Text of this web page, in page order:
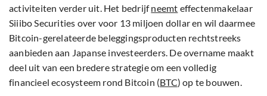
activiteiten verder uit. Het bedrijfneemt effectenmakelaar
Siiibo Securities over voor 13 miljoen dollar en wil daarmee
Bitcoin-gerelateerde beleggingsproducten rechtstreeks
aanbieden aan Japanse investeerders. De overname maakt
deel uit van een bredere strategie om een volledig
financieel ecosysteem rond Bitcoin (BTC) op te bouwen.